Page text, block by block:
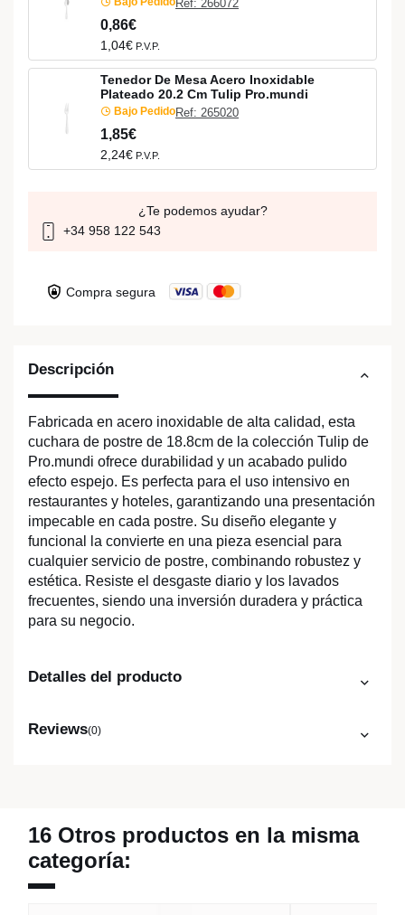
Descripción
Fabricada en acero inoxidable de alta calidad, esta
cuchara de postre de 18.8cm de la colección Tulip de
Pro.mundi ofrece durabilidad y un acabado pulido
efecto espejo. Es perfecta para el uso intensivo en
restaurantes y hoteles, garantizando una presentación
impecable en cada postre. Su diseño elegante y
funcional la convierte en una pieza esencial para
cualquier servicio de postre, combinando robustez y
estética. Resiste el desgaste diario y los lavados
frecuentes, siendo una inversión duradera y práctica
para su negocio.
Detalles del producto
Reviews(0)
Ref: 266072
0,86€
1,04€ P.V.P.
Tenedor De Mesa Acero Inoxidable
Plateado 20.2 Cm Tulip Pro.mundi
Bajo PedidoRef: 265020
1,85€
2,24€ P.V.P.
¿Te podemos ayudar?
+34 958 122 543
Compra segura
16 Otros productos en la misma
categoría: